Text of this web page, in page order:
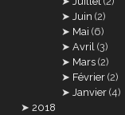
Juin (2)
Mai (6)
Avril (3)
Mars (2)
Février (2)
Janvier (4)
2018